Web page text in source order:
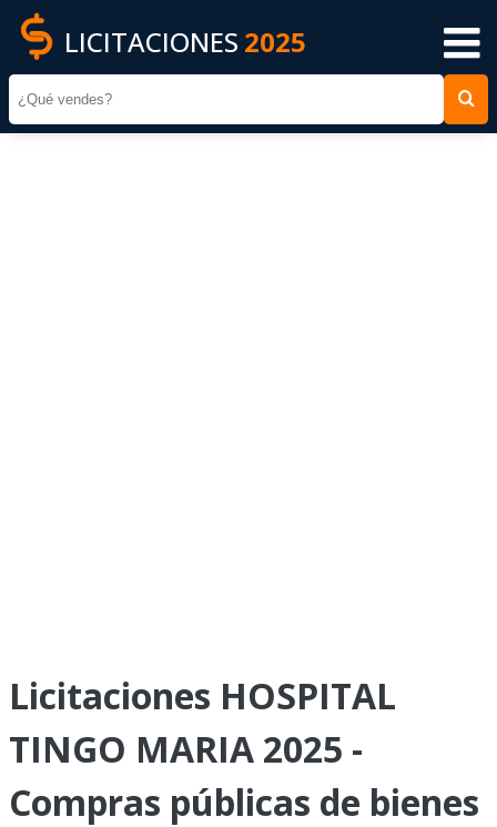
LICITACIONES 2025
Licitaciones HOSPITAL
TINGO MARIA 2025 -
Compras públicas de bienes